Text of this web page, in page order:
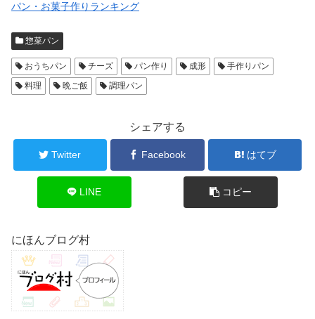
パン・お菓子作りランキング
惣菜パン
おうちパン チーズ パン作り 成形
手作りパン
料理
晩ご飯 調理パン
シェアする
Twitter Facebook はてブ
LINE コピー
にほんブログ村